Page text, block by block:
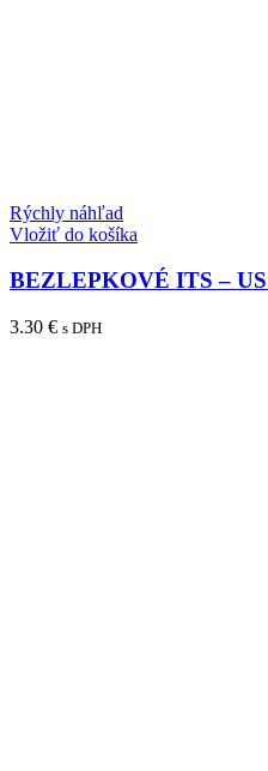
Rýchly náhľad
Vložiť do košíka
BEZLEPKOVÉ ITS –
3.30 € s DPH